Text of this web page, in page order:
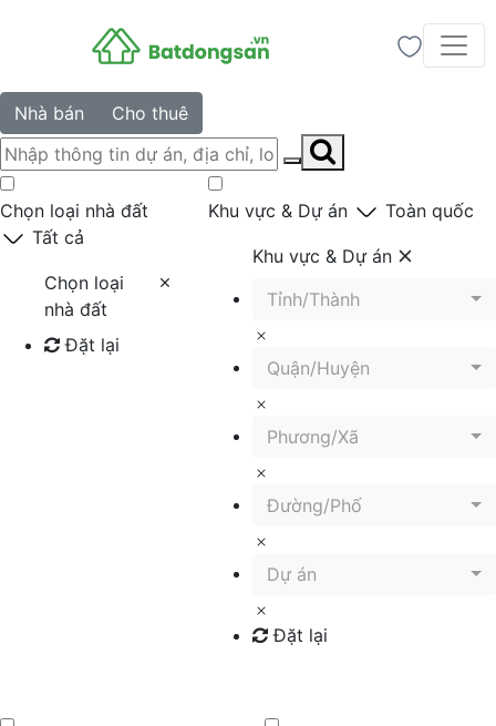
Nhà bán Cho thuê
Chọn loại nhà đất
Tất cả
Chọn loại
nhà đất
Đặt lại
Khu vực & Dự án Toàn quốc
Khu vực & Dự án
Tỉnh/Thành
Quận/Huyện
Phương/Xã
Đường/Phố
Dự án
Đặt lại